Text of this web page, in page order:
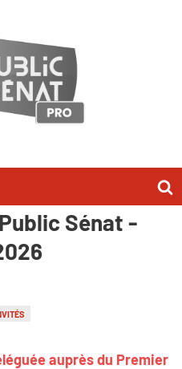
dans "Bonjour
Sénat -
auprès du Premier